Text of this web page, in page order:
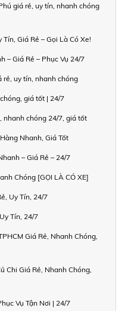
giá rẻ, uy tín, nhanh chóng
Giá Rẻ – Gọi Là Có Xe!
– Giá Rẻ – Phục Vụ 24/7
rẻ, uy tín, nhanh chóng
giá tốt | 24/7
nhanh chóng 24/7, giá tốt
Nhanh, Giá Tốt
– Giá Rẻ – 24/7
Chóng [GỌI LÀ CÓ XE]
Uy Tín, 24/7
Tín, 24/7
Giá Rẻ, Nhanh Chóng,
Chi Giá Rẻ, Nhanh Chóng,
Vụ Tận Nơi | 24/7